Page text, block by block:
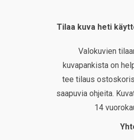
Tilaa kuva heti
Valokuvien
kuvapankista on
tee tilaus
saapuvia ohjeita.
14